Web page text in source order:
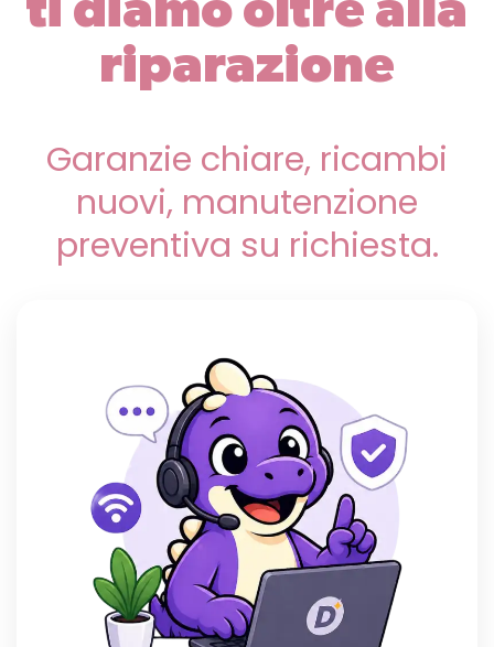
ti diamo oltre alla
riparazione
Garanzie chiare, ricambi
nuovi, manutenzione
preventiva su richiesta.